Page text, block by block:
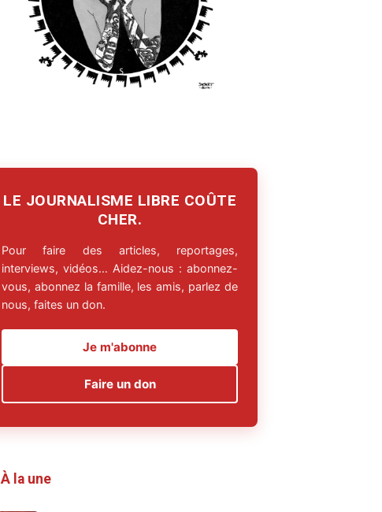
LE JOURNALISME LIBRE COÛTE
CHER.
Pour faire des articles, reportages,
interviews, vidéos… Aidez-nous : abonnez-
vous, abonnez la famille, les amis, parlez de
nous, faites un don.
Je m'abonne
Faire un don
À la une